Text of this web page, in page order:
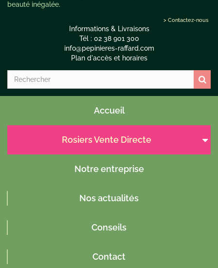
beauté inégalée.
> Contactez-nous
Informations & Livraisons
Tél : 02 38 901 300
info@pepinieres-raffard.com
Plan d'accès et horaires
Accueil
Rosiers Vente Directe
Notre entreprise
Nos actualités
Conseils
Contact